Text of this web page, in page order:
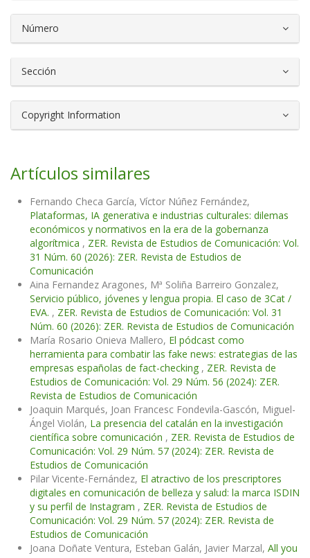
Número
Sección
Copyright Information
Artículos similares
Fernando Checa García, Víctor Núñez Fernández,
Plataformas, IA generativa e industrias culturales: dilemas
económicos y normativos en la era de la gobernanza
algorítmica , ZER. Revista de Estudios de Comunicación: Vol.
31 Núm. 60 (2026): ZER. Revista de Estudios de
Comunicación
Aina Fernandez Aragones, Mª Soliña Barreiro Gonzalez,
Servicio público, jóvenes y lengua propia. El caso de 3Cat /
EVA. , ZER. Revista de Estudios de Comunicación: Vol. 31
Núm. 60 (2026): ZER. Revista de Estudios de Comunicación
María Rosario Onieva Mallero, El pódcast como
herramienta para combatir las fake news: estrategias de las
empresas españolas de fact-checking , ZER. Revista de
Estudios de Comunicación: Vol. 29 Núm. 56 (2024): ZER.
Revista de Estudios de Comunicación
Joaquin Marqués, Joan Francesc Fondevila-Gascón, Miguel-
Ángel Violán, La presencia del catalán en la investigación
científica sobre comunicación , ZER. Revista de Estudios de
Comunicación: Vol. 29 Núm. 57 (2024): ZER. Revista de
Estudios de Comunicación
Pilar Vicente-Fernández, El atractivo de los prescriptores
digitales en comunicación de belleza y salud: la marca ISDIN
y su perfil de Instagram , ZER. Revista de Estudios de
Comunicación: Vol. 29 Núm. 57 (2024): ZER. Revista de
Estudios de Comunicación
Joana Doñate Ventura, Esteban Galán, Javier Marzal, All you